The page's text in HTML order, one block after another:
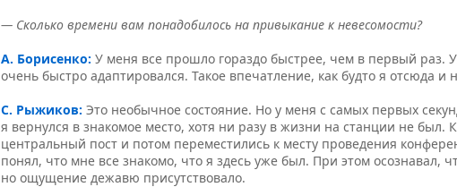
— Сколько времени вам понадобилось на привыкание к невесомости?
А. Борисенко: У меня все прошло гораздо быстрее, чем в первый раз.
очень быстро адаптировался. Такое впечатление, как будто я отсюда и
С. Рыжиков: Это необычное состояние. Но у меня с самых первых
я вернулся в знакомое место, хотя ни разу в жизни на станции не был.
центральный пост и потом переместились к месту проведения
понял, что мне все знакомо, что я здесь уже был. При этом осознавал,
но ощущение дежавю присутствовало.